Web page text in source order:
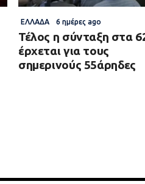
ΕΛΛΆΔΑ 6 ημέρες ago
Τέλος η σύνταξη στα
έρχεται για τους
σημερινούς 55άρηδες